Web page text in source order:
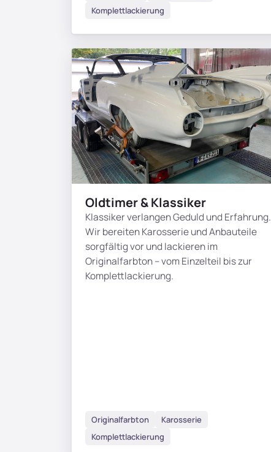
Komplettlackierung
Oldtimer & Klassiker
Klassiker verlangen Geduld und Erfahrung.
Wir bereiten Karosserie und Anbauteile
sorgfältig vor und lackieren im
Originalfarbton – vom Einzelteil bis zur
Komplettlackierung.
Originalfarbton
Karosserie
Komplettlackierung